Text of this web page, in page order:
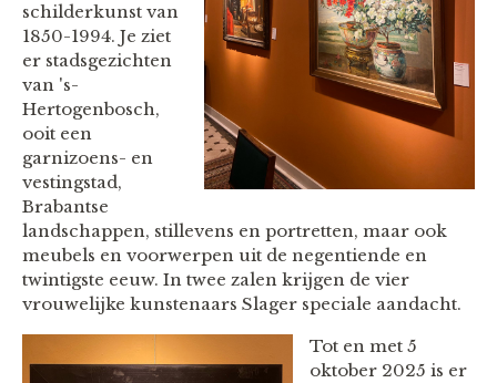
schilderkunst van
1850-1994. Je ziet
er stadsgezichten
van 's-
Hertogenbosch,
ooit een
garnizoens- en
vestingstad,
Brabantse
landschappen, stillevens en portretten, maar ook
meubels en voorwerpen uit de negentiende en
twintigste eeuw. In twee zalen krijgen de vier
vrouwelijke kunstenaars Slager speciale aandacht.
Tot en met 5
oktober 2025 is er